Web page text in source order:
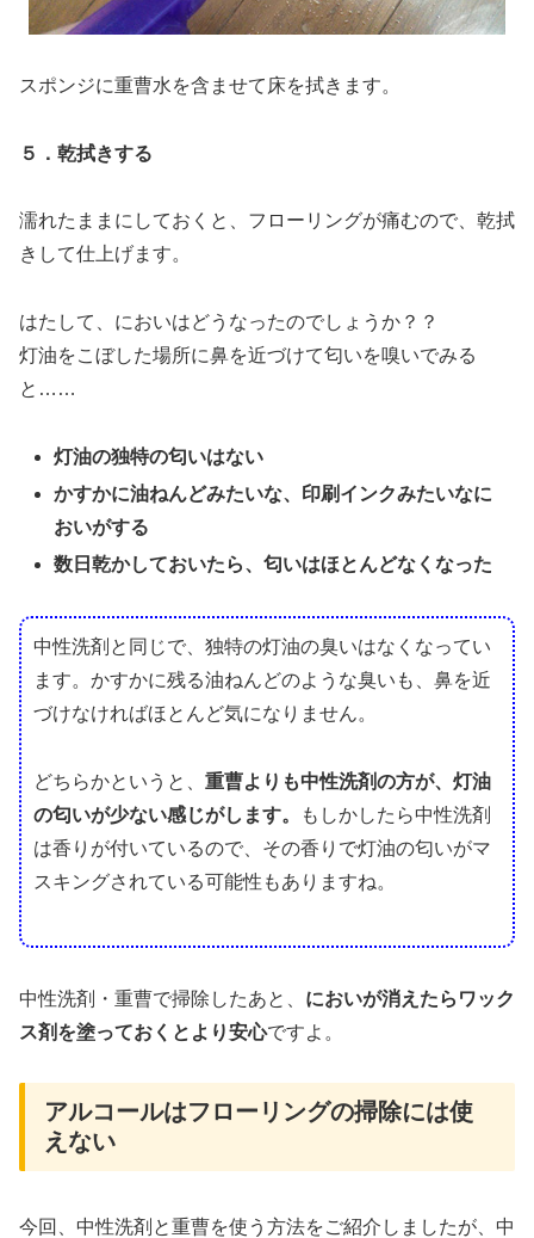
スポンジに重曹水を含ませて床を拭きます。
５．乾拭きする
濡れたままにしておくと、フローリングが痛むので、乾拭
きして仕上げます。
はたして、においはどうなったのでしょうか？？
灯油をこぼした場所に鼻を近づけて匂いを嗅いでみる
と……
灯油の独特の匂いはない
かすかに油ねんどみたいな、印刷インクみたいなに
おいがする
数日乾かしておいたら、匂いはほとんどなくなった
中性洗剤と同じで、独特の灯油の臭いはなくなってい
ます。かすかに残る油ねんどのような臭いも、鼻を近
づけなければほとんど気になりません。
どちらかというと、 重曹よりも中性洗剤の方が、灯油
の匂いが少ない感じがします。
もしかしたら中性洗剤
は香りが付いているので、その香りで灯油の匂いがマ
スキングされている可能性もありますね。
中性洗剤・重曹で掃除したあと、 においが消えたらワック
ス剤を塗っておくとより安心ですよ。
アルコールはフローリングの掃除には使
えない
今回、中性洗剤と重曹を使う方法をご紹介しましたが、中